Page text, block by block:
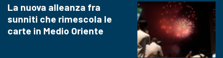
La nuova alleanza fra
sunniti che rimescola le
carte in Medio Oriente